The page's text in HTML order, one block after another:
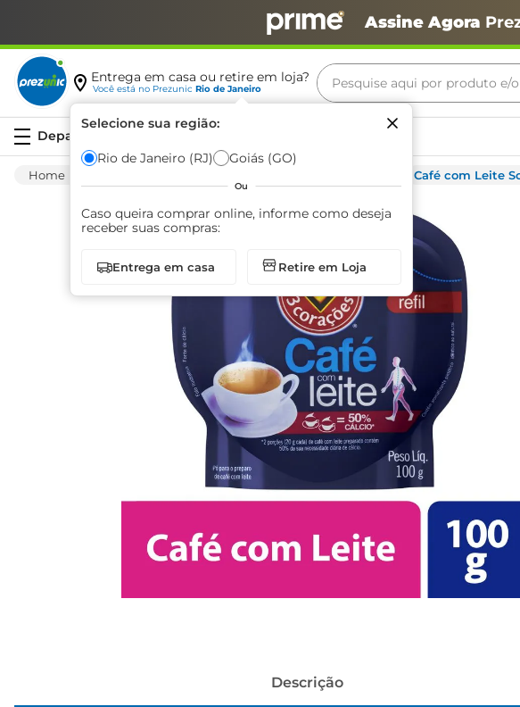
Assine Agora
Entrega em casa ou retire em loja?
Você está no Prezunic Rio de Janeiro
Selecione sua região:
Rio de Janeiro (RJ) Goiás (GO)
Ou
Caso queira comprar online, informe como deseja
receber suas compras:
Entrega em casa Retire em Loja
Pesquise aqui por produto
Café com Leite
Descrição
Termos mais buscados
café
arroz
biscoito
azeite
iogurte
papel higiênico
cerveja